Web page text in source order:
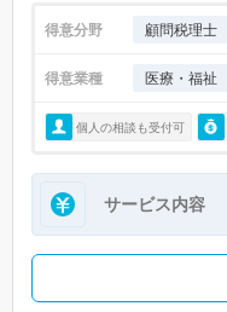
得意分野 顧問税理士
得意業種 医療・福祉
個人の相談も受付可
サービス内容